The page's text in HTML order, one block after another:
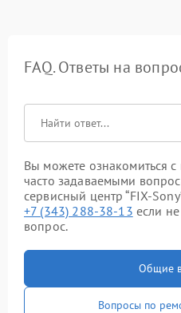
FAQ. Ответы на
Вы можете ознакомиться
часто задаваемыми
сервисный центр “FIX-
+7 (343) 288-38-13 если
вопрос.
Общие
Вопросы по